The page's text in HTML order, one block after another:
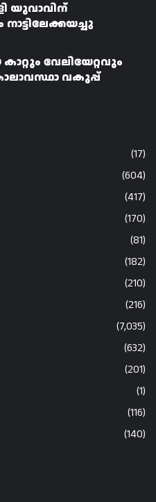
യുവാവിന്
വേലിയേറ്റവും
വകുപ്പ്
(17)
(604)
(417)
(170)
(81)
(182)
(210)
(216)
(7,035)
(632)
(201)
(1)
(116)
(140)